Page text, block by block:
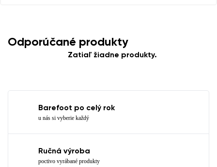
Odporúčané produkty
Zatiaľ žiadne produkty.
Barefoot po celý rok
u nás si vyberie každý
Ručná výroba
poctivo vyrábané produkty